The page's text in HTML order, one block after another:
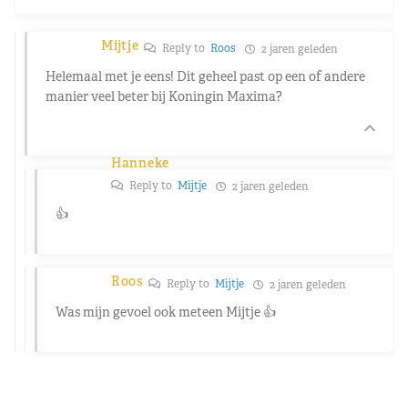
Mijtje Reply to Roos 2 jaren geleden
Helemaal met je eens! Dit geheel past op een of andere
manier veel beter bij Koningin Maxima?
Hanneke
Reply to Mijtje 2 jaren geleden
👍
Roos Reply to Mijtje 2 jaren geleden
Was mijn gevoel ook meteen Mijtje 👍